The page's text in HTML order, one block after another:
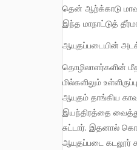
தென் ஆற்க்காடு
இந்த மாநாட்டுத்
ஆயுதப்படையின்
தொழிலாளர்களின் மீதான சுரண்டல் தொடர்ந்துகொண்டிருந்தது. எனவே, மீண்டும் 1936 ஜுலை 23 ஆம் தேதியிலிருந்து மூன்று
மில்களிலும்
ஆயுதம் தாங்கிய
இயந்திரத்தை
சுட்டார். இதனால்
ஆயுதப்படை கடலூர்